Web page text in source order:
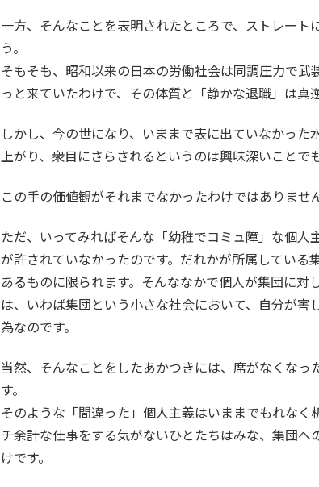
一方、そんなことを表明されたところで、ストレー
う。
そもそも、昭和以来の日本の労働社会は同調圧力で
っと来ていたわけで、その体質と「静かな退職」は真
しかし、今の世になり、いままで表に出ていなかっ
上がり、衆目にさらされるというのは興味深いことで
この手の価値観がそれまでなかったわけではありませ
ただ、いってみればそんな「幼稚でコミュ障」な個
が許されていなかったのです。だれかが所属してい
あるものに限られます。そんななかで個人が集団に
は、いわば集団という小さな社会において、自分が
為なのです。
当然、そんなことをしたあかつきには、席がなくな
す。
そのような「間違った」個人主義はいままでもれな
チ余計な仕事をする気がないひとたちはみな、集団
けです。